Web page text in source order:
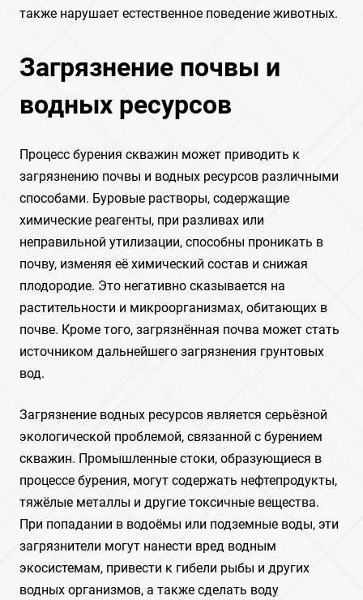
также нарушает естественное поведение животных.
Загрязнение почвы и
водных ресурсов
Процесс бурения скважин может приводить к
загрязнению почвы и водных ресурсов различными
способами. Буровые растворы, содержащие
химические реагенты, при разливах или
неправильной утилизации, способны проникать в
почву, изменяя её химический состав и снижая
плодородие. Это негативно сказывается на
растительности и микроорганизмах, обитающих в
почве. Кроме того, загрязнённая почва может стать
источником дальнейшего загрязнения грунтовых
вод.
Загрязнение водных ресурсов является серьёзной
экологической проблемой, связанной с бурением
скважин. Промышленные стоки, образующиеся в
процессе бурения, могут содержать нефтепродукты,
тяжёлые металлы и другие токсичные вещества.
При попадании в водоёмы или подземные воды, эти
загрязнители могут нанести вред водным
экосистемам, привести к гибели рыбы и других
водных организмов, а также сделать воду